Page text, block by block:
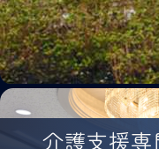
介護支援